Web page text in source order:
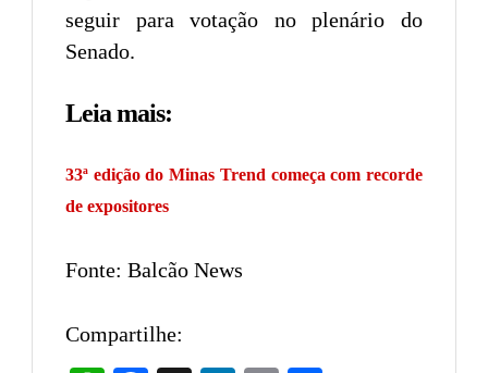
seguir para votação no plenário do
Senado.
Leia mais:
33ª edição do Minas Trend começa com recorde
de expositores
Fonte: Balcão News
Compartilhe: